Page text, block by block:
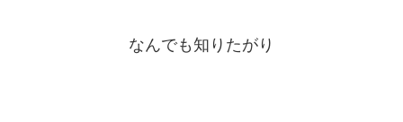
なんでも知りたがり